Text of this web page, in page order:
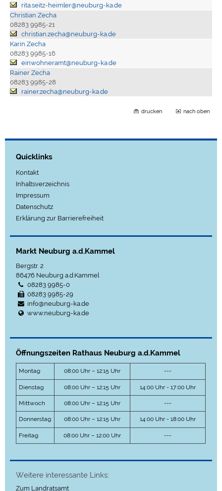
rita.seitz-heimler@neuburg-ka.de
Christian Zecha
08283 9985-21
christian.zecha@neuburg-ka.de
Karin Zecha
08283 9985-16
einwohneramt@neuburg-ka.de
Rainer Zecha
08283 9985-28
rainer.zecha@neuburg-ka.de
drucken nach oben
Quicklinks
Kontakt
Inhaltsverzeichnis
Impressum
Datenschutz
Erklärung zur Barrierefreiheit
Markt Neuburg a.d.Kammel
Bergstr. 2
86476 Neuburg a.d.Kammel
08283 9985-0
08283 9985-29
info@neuburg-ka.de
www.neuburg-ka.de
Öffnungszeiten Rathaus Neuburg a.d.Kammel
Montag 08:00 Uhr – 12:15 Uhr ---
Dienstag 08:00 Uhr – 12:15 Uhr 14:00 Uhr - 17:00 Uhr
Mittwoch 08:00 Uhr – 12:15 Uhr ---
Donnerstag 08:00 Uhr – 12:15 Uhr 14:00 Uhr - 18:00 Uhr
Freitag 08:00 Uhr – 12:00 Uhr ---
Weitere interessante Links:
Zum Landratsamt